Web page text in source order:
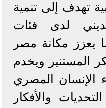
تهدف إلى تنمية
لدى فئات
يعزز مكانة مصر
المستنير ويخدم
الإنسان المصري
والأفكار